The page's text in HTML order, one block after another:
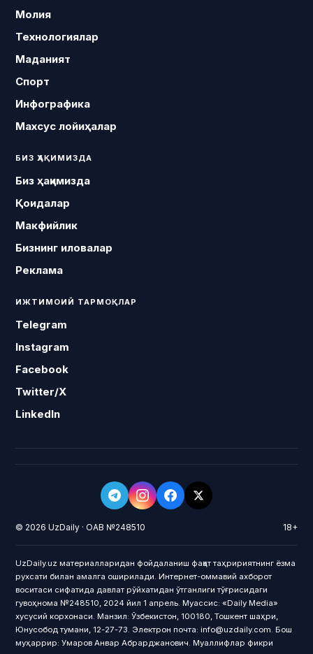
Молия
Технологиялар
Маданият
Спорт
Инфографика
Махсус лойиҳалар
БИЗ ҲАҚИМИЗДА
Биз ҳақимизда
Қоидалар
Макфийлик
Бизнинг иловалар
Реклама
ИЖТИМОИЙ ТАРМОҚЛАР
Telegram
Instagram
Facebook
Twitter/X
LinkedIn
© 2026 UzDaily · ОАВ №248510 18+
UzDaily.uz материалларидан фойдаланиш фақат таҳририятнинг ёзма
рухсати билан амалга оширилади. Интернет-оммавий ахборот
воситаси сифатида давлат рўйхатидан ўтганлиги тўғрисидаги
гувоҳнома №248510, 2024 йил 1 апрель. Муассис: «Daily Media»
хусусий корхонаси. Манзил: Ўзбекистон, 100180, Тошкент шаҳри,
Юнусобод тумани, 12-27-73. Электрон почта: info@uzdaily.com. Бош
муҳаррир: Умаров Анвар Абрарджанович. Муаллифлар фикри